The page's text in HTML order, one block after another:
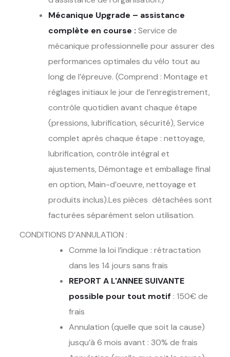
Mécanique Upgrade – assistance
complète en course : Service de
mécanique professionnelle pour assurer des
performances optimales du vélo tout au
long de l’épreuve. (Comprend : Montage et
réglages initiaux le jour de l’enregistrement,
contrôle quotidien avant chaque étape
(pressions, lubrification, sécurité), Service
complet après chaque étape : nettoyage,
lubrification, contrôle intégral et
ajustements, Démontage et emballage final
en option, Main-d’oeuvre, nettoyage et
produits inclus).Les pièces détachées sont
facturées séparément selon utilisation.
CONDITIONS D’ANNULATION :
Comme la loi l’indique : rétractation
dans les 14 jours sans frais
REPORT A L'ANNEE SUIVANTE
possible pour tout motif : 150€ de
frais
Annulation (quelle que soit la cause)
jusqu’à 6 mois avant : 30% de frais